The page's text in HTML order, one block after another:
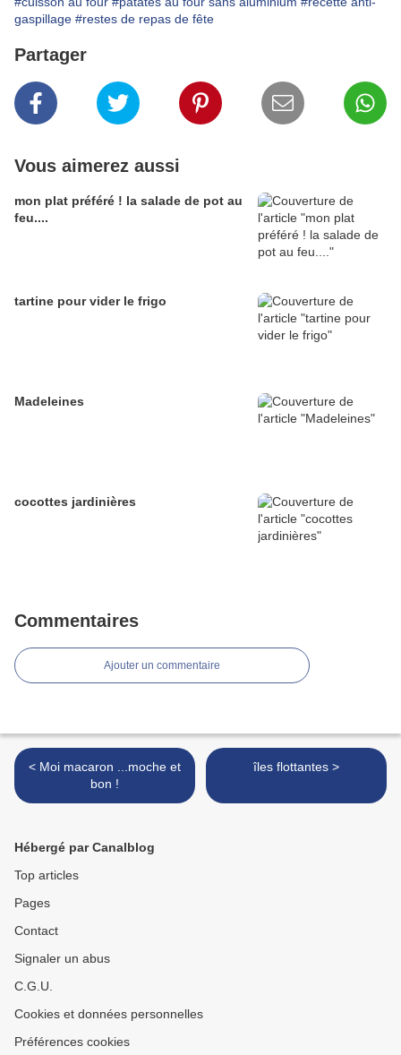
gaspillage #restes de repas de fête
Partager
Vous aimerez aussi
mon plat préféré ! la salade de pot au
feu....
tartine pour vider le frigo
Madeleines
cocottes jardinières
Commentaires
Ajouter un commentaire
< Moi macaron ...moche et
bon !
îles flottantes >
Hébergé par Canalblog
Top articles
Pages
Contact
Signaler un abus
C.G.U.
Cookies et données personnelles
Préférences cookies